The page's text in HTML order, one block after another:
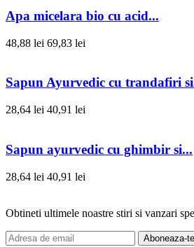
Apa micelara bio cu acid...
48,88 lei 69,83 lei
Sapun Ayurvedic cu trandafiri
28,64 lei 40,91 lei
Sapun ayurvedic cu ghimbir si...
28,64 lei 40,91 lei
Obtineti ultimele noastre stiri si vanzari